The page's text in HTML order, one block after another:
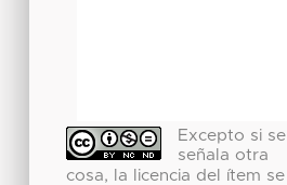
Excepto si se
señala otra
cosa, la licencia del ítem se